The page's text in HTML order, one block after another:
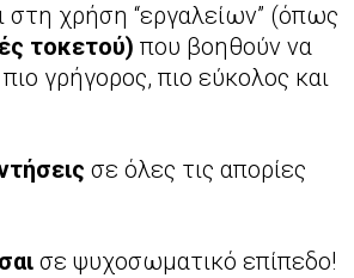
στη χρήση “εργαλείων” (όπως
τοκετού) που βοηθούν να
γρήγορος, πιο εύκολος και
σε όλες τις απορίες
σε ψυχοσωματικό επίπεδο!